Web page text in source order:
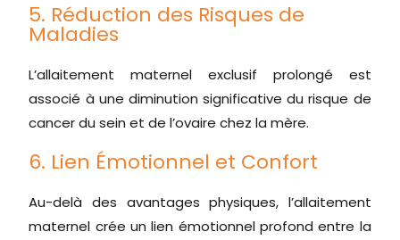
5. Réduction des Risques de
Maladies
L’allaitement maternel exclusif prolongé est
associé à une diminution significative du risque de
cancer du sein et de l’ovaire chez la mère.
6. Lien Émotionnel et Confort
Au-delà des avantages physiques, l’allaitement
maternel crée un lien émotionnel profond entre la